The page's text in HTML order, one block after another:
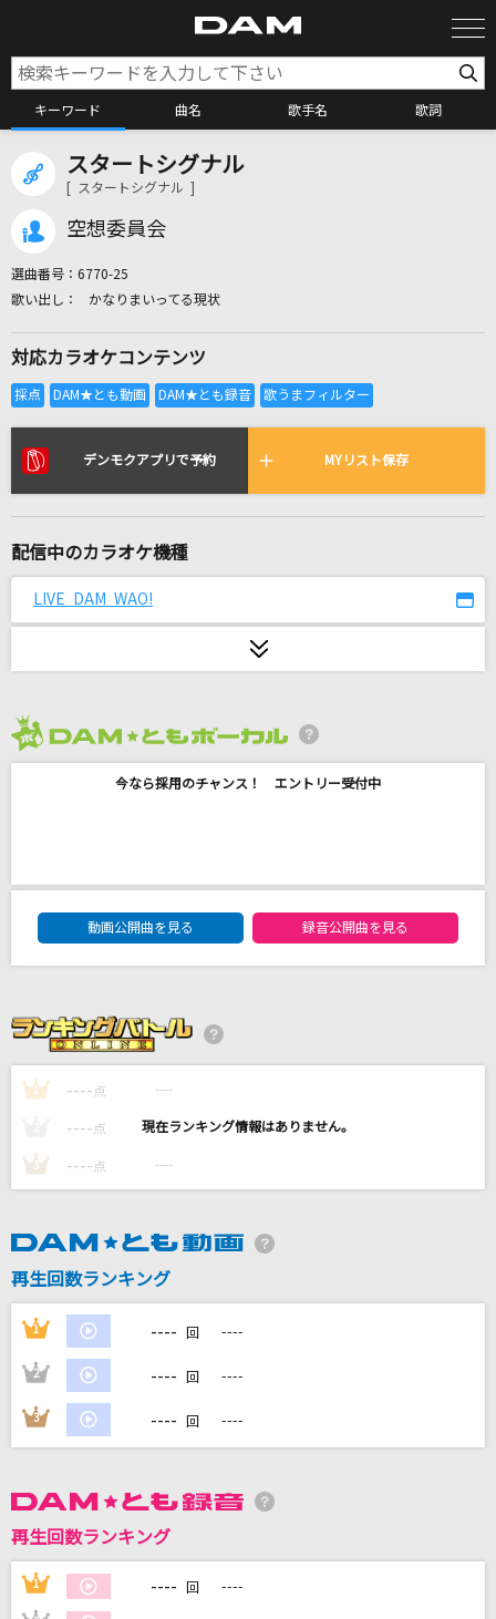
キーワード 曲名 歌手名 歌詞
カラオケ検索
全国りれき
リアルタイムで歌われている曲の一覧
[生音]Diamonds
薔薇の鎖
亜沙 feat.重音テト
[生音]ツキミソウ
Chevon
白日
Fiesta! Fiesta!
SPYAIR
カラオケ最新情報をチェック！
スタートシグナル
[ スタートシグナル ]
空想委員会
選曲番号： 6770-25
かなりまいってる現状
対応カラオケコンテンツ
デンモクアプリで予約 MYリスト保存
配信中のカラオケ機種
LIVE DAM WAO!
今なら採用のチャンス！ エントリー受付中
DAM★ともボーカルエントリーランキング
動画公開曲を見る
録音公開曲を見る
1 ---- 点 ----
---- 点 ----
3 ---- 点 ----
再生回数ランキング
1 ---- 回 ----
2 ---- 回 ----
3 ---- 回 ----
再生回数ランキング
1 ---- 回 ----